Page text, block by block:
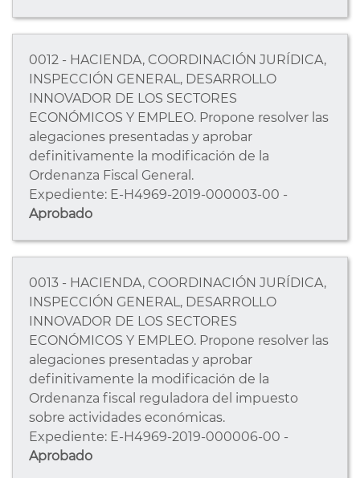
0012 - HACIENDA, COORDINACIÓN JURÍDICA,
INSPECCIÓN GENERAL, DESARROLLO
INNOVADOR DE LOS SECTORES
ECONÓMICOS Y EMPLEO. Propone resolver las
alegaciones presentadas y aprobar
definitivamente la modificación de la
Ordenanza Fiscal General.
Expediente: E-H4969-2019-000003-00 -
Aprobado
0013 - HACIENDA, COORDINACIÓN JURÍDICA,
INSPECCIÓN GENERAL, DESARROLLO
INNOVADOR DE LOS SECTORES
ECONÓMICOS Y EMPLEO. Propone resolver las
alegaciones presentadas y aprobar
definitivamente la modificación de la
Ordenanza fiscal reguladora del impuesto
sobre actividades económicas.
Expediente: E-H4969-2019-000006-00 -
Aprobado